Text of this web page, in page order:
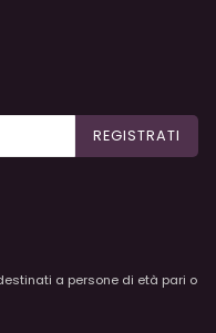
REGISTRATI
a persone di età pari o